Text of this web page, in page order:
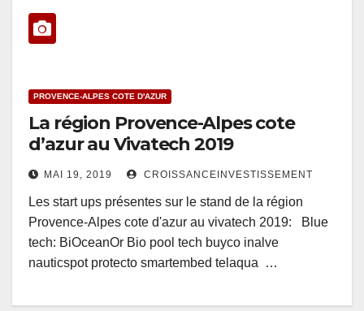
PROVENCE-ALPES COTE D'AZUR
La région Provence-Alpes cote
d’azur au Vivatech 2019
MAI 19, 2019 CROISSANCEINVESTISSEMENT
Les start ups présentes sur le stand de la région
Provence-Alpes cote d'azur au vivatech 2019: Blue
tech: BiOceanOr Bio pool tech buyco inalve
nauticspot protecto smartembed telaqua …